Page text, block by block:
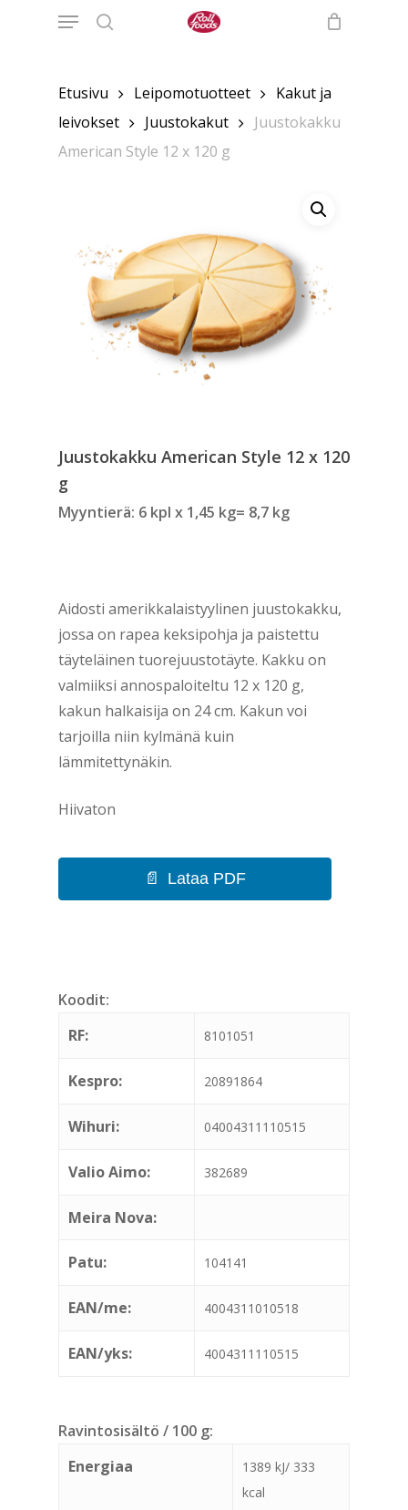
Menu
Etusivu Leipomotuotteet
Kakut ja
leivokset
Juustokakut
Juustokakku
American Style 12 x 120 g
Juustokakku American Style 12 x 120
g
Myyntierä: 6 kpl x 1,45 kg= 8,7 kg
Aidosti amerikkalaistyylinen juustokakku,
jossa on rapea keksipohja ja paistettu
täyteläinen tuorejuustotäyte. Kakku on
valmiiksi annospaloiteltu 12 x 120 g,
kakun halkaisija on 24 cm. Kakun voi
tarjoilla niin kylmänä kuin
lämmitettynäkin.
Hiivaton
Lataa PDF
Koodit:
RF:
8101051
Kespro: 20891864
Wihuri: 04004311110515
Valio Aimo: 382689
Meira Nova:
Patu: 104141
EAN/me: 4004311010518
EAN/yks: 4004311110515
Ravintosisältö / 100 g:
Energiaa
1389 kJ/ 333
kcal